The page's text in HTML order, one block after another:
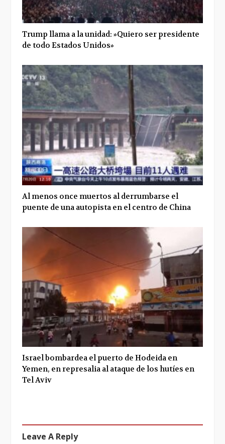
Trump llama a la unidad: »Quiero ser presidente
de todo Estados Unidos»
Al menos once muertos al derrumbarse el
puente de una autopista en el centro de China
Israel bombardea el puerto de Hodeida en
Yemen, en represalia al ataque de los hutíes en
Tel Aviv
Leave A Reply